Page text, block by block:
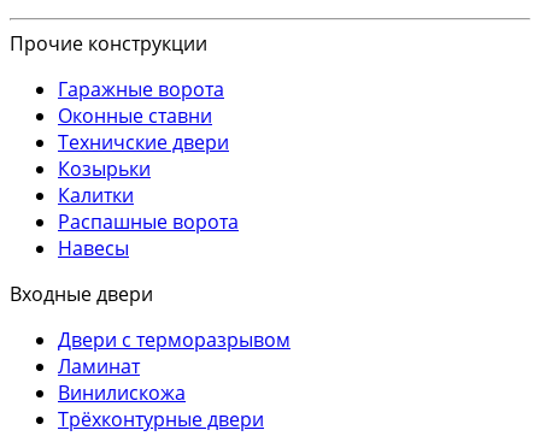
Прочие конструкции
Гаражные ворота
Оконные ставни
Техничские двери
Козырьки
Калитки
Распашные ворота
Навесы
Входные двери
Двери с терморазрывом
Ламинат
Винилискожа
Трёхконтурные двери